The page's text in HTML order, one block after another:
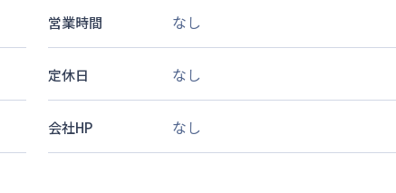
営業時間 なし
定休日 なし
会社HP なし